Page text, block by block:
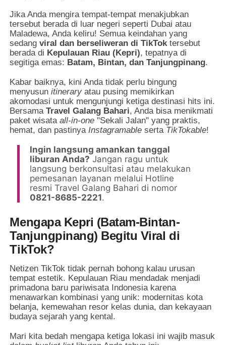
Jika Anda mengira tempat-tempat menakjubkan
tersebut berada di luar negeri seperti Dubai atau
Maladewa, Anda keliru! Semua keindahan yang
sedangviral dan berseliweran di TikTok tersebut
berada di Kepulauan Riau (Kepri), tepatnya di
segitiga emas: Batam, Bintan, dan Tanjungpinang.
Kabar baiknya, kini Anda tidak perlu bingung
menyusunitinerary atau pusing memikirkan
akomodasi untuk mengunjungi ketiga destinasi hits ini.
BersamaTravel Galang Bahari, Anda bisa menikmati
paket wisataall-in-one "Sekali Jalan" yang praktis,
hemat, dan pastinya Instagramable serta TikTokable!
Ingin langsung amankan tanggal
liburan Anda? Jangan ragu untuk
langsung berkonsultasi atau melakukan
pemesanan layanan melalui Hotline
resmi Travel Galang Bahari di nomor
0821-8685-2221.
Mengapa Kepri (Batam-Bintan-
Tanjungpinang) Begitu Viral di
TikTok?
Netizen TikTok tidak pernah bohong kalau urusan
tempat estetik. Kepulauan Riau mendadak menjadi
primadona baru pariwisata Indonesia karena
menawarkan kombinasi yang unik: modernitas kota
belanja, kemewahan resor kelas dunia, dan kekayaan
budaya sejarah yang kental.
Mari kita bedah mengapa ketiga lokasi ini wajib masuk